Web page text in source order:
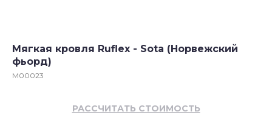
Мягкая кровля Ruflex - Sota (Норвежский
фьорд)
M00023
РАССЧИТАТЬ СТОИМОСТЬ